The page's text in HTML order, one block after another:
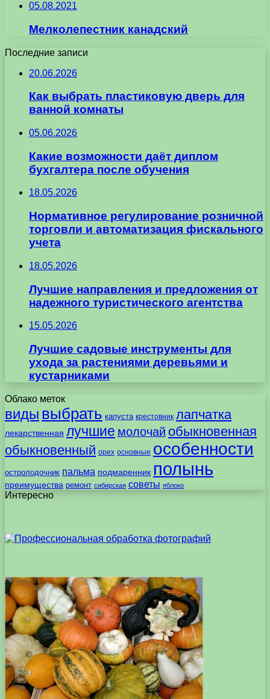
05.08.2021
Мелколепестник канадский
Последние записи
20.06.2026
Как выбрать пластиковую дверь для
ванной комнаты
05.06.2026
Какие возможности даёт диплом
бухгалтера после обучения
18.05.2026
Нормативное регулирование розничной
торговли и автоматизация фискального
учета
18.05.2026
Лучшие направления и предложения от
надежного туристического агентства
15.05.2026
Лучшие садовые инструменты для
ухода за растениями деревьями и
кустарниками
Облако меток
виды выбрать капуста крестовник лапчатка
лекарственная лучшие молочай обыкновенная
обыкновенный орех основные особенности
остролодочник пальма подмаренник полынь
преимущества ремонт сибирская советы яблоко
Интересно